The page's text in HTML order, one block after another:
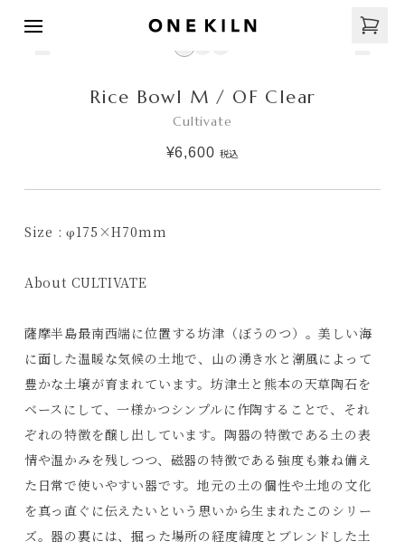
Rice Bowl M / OF Clear
Cultivate
¥6,600 税込
Size : φ175×H70mm
About CULTIVATE
薩摩半島最南西端に位置する坊津（ぼうのつ）。美しい海
に面した温暖な気候の土地で、山の湧き水と潮風によって
豊かな土壌が育まれています。坊津土と熊本の天草陶石を
ベースにして、一様かつシンプルに作陶することで、それ
ぞれの特徴を醸し出しています。陶器の特徴である土の表
情や温かみを残しつつ、磁器の特徴である強度も兼ね備え
た日常で使いやすい器です。地元の土の個性や土地の文化
を真っ直ぐに伝えたいという思いから生まれたこのシリー
ズ。器の裏には、掘った場所の経度緯度とブレンドした土